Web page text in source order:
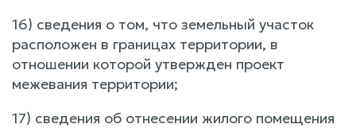
16) сведения о том, что земельный участок
расположен в границах территории, в
отношении которой утвержден проект
межевания территории;
17) сведения об отнесении жилого помещения